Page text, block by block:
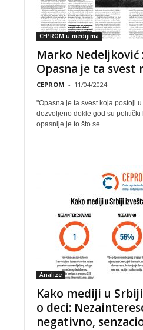
CEPROM u medijima
Marko Nedeljković
Opasna je ta svest
CEPROM - 11/04/2024
"Opasna je ta svest koja postoji
dozvoljeno dokle god su politički
opasnije je to što se...
Analize
Kako mediji u
o deci:
negativno,